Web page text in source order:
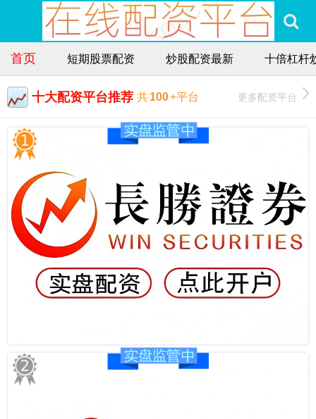
首页 短期股票配资 炒股配资最新 十倍杠杆
十大配资平台推荐 共100+平台 更多配资平台